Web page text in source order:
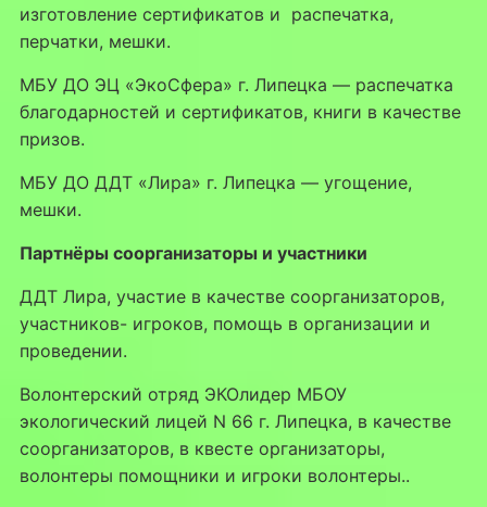
изготовление сертификатов и распечатка,
перчатки, мешки.
МБУ ДО ЭЦ «ЭкоСфера» г. Липецка — распечатка
благодарностей и сертификатов, книги в качестве
призов.
МБУ ДО ДДТ «Лира» г. Липецка — угощение,
мешки.
Партнёры соорганизаторы и участники
ДДТ Лира, участие в качестве соорганизаторов,
участников- игроков, помощь в организации и
проведении.
Волонтерский отряд ЭКОлидер МБОУ
экологический лицей N 66 г. Липецка, в качестве
соорганизаторов, в квесте организаторы,
волонтеры помощники и игроки волонтеры..